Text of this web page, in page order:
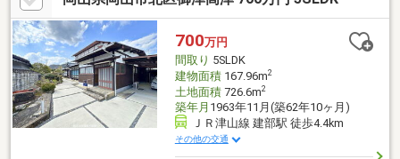
替え・購入+リノベーションなど、お気軽にご相談ください！お
問い合わせは【086-250-9005】または資料請求・来場予約ボタン
から。
700万円
間取り 5SLDK
建物面積167.96m2
土地面積726.6m2
築年月 1963年11月(築62年10ヶ月)
ＪＲ津山線 建部駅 徒歩4.4km
その他の交通